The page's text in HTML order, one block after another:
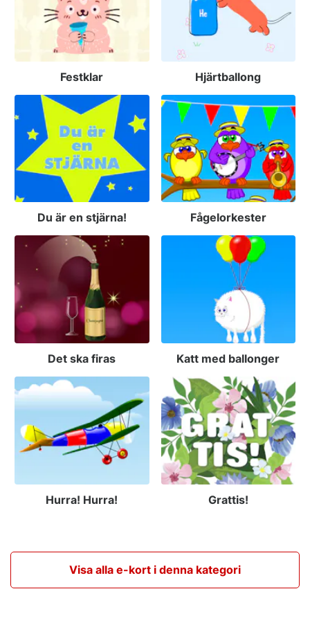
Festklar Hjärtballong
Du är en stjärna! Fågelorkester
Det ska firas Katt med ballonger
Hurra! Hurra! Grattis!
Visa alla e-kort i denna kategori